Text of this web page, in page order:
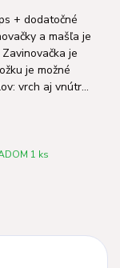
+ dodatočné
a mašľa je
je
je možné
vrch aj vnútr...
1 ks